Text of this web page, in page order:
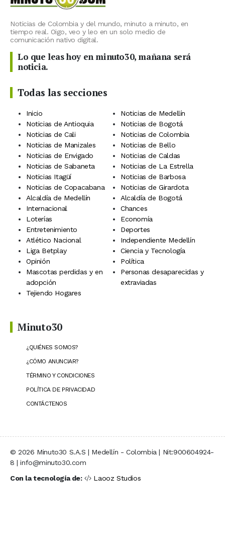
Noticias de Colombia y del mundo, minuto a minuto, en
tiempo real. Oigo, veo y leo en un solo medio de
comunicación nativo digital.
Lo que leas hoy en minuto30, mañana será
noticia.
Todas las secciones
Inicio
Noticias de Medellín
Noticias de Antioquia
Noticias de Bogotá
Noticias de Cali
Noticias de Colombia
Noticias de Manizales
Noticias de Bello
Noticias de Envigado
Noticias de Caldas
Noticias de Sabaneta
Noticias de La Estrella
Noticias Itagüí
Noticias de Barbosa
Noticias de Copacabana
Noticias de Girardota
Alcaldía de Medellín
Alcaldía de Bogotá
Internacional
Chances
Loterías
Economía
Entretenimiento
Deportes
Atlético Nacional
Independiente Medellín
Liga Betplay
Ciencia y Tecnología
Opinión
Política
Mascotas perdidas y en
adopción
Personas desaparecidas y
extraviadas
Tejiendo Hogares
Minuto30
¿QUIÉNES SOMOS?
¿CÓMO ANUNCIAR?
TÉRMINO Y CONDICIONES
POLÍTICA DE PRIVACIDAD
CONTÁCTENOS
© 2026 Minuto30 S.A.S | Medellín - Colombia | Nit:900604924-
8 | info@minuto30.com
Con la tecnología de:
Laooz Studios